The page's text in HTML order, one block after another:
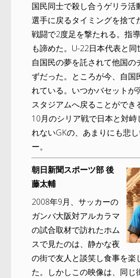
国民同士で殺し合うゲリラ活
選手に戻るタイミングを捨て
戦闘で2度足を撃たれる。指
も諦めた。U-22日本代表と同
自国民の夢を託されて他国の
ずだった。ところが今、自国
れている。いつかバセットが
スタジアムへ戻ることができ
10月のシリア戦で日本と対峙
れないGKの、あまりにも悲
ー。
朝日新聞スポーツ部 後
藤太輔
2008年9月、サッカーの
ガンバ大阪対アルカラマ
の試合取材で訪れたホム
スで見たのは、静かな夜
の街で友人と談笑し食事を楽
た。しかしこの映像は、同じ